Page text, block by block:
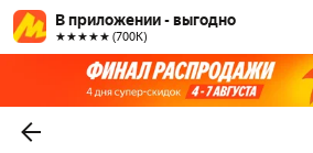
В приложении - выгодно
★★★★★ (700К)